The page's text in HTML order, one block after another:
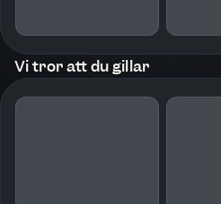
Vi tror att du gillar